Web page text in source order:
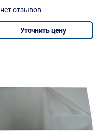
нет отзывов
Уточнить цену